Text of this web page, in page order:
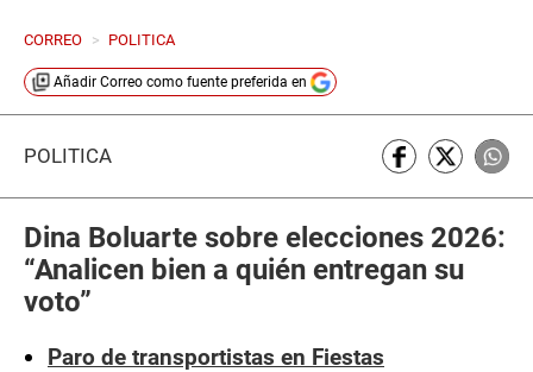
CORREO > POLITICA
Añadir Correo como fuente preferida en
POLÍTICA
Dina Boluarte sobre elecciones 2026:
“Analicen bien a quién entregan su
voto”
Paro de transportistas en Fiestas